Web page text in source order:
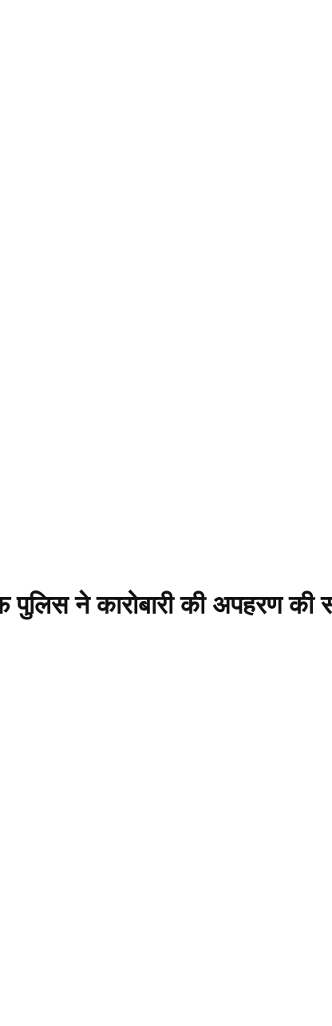
ने कारोबारी की अपहरण की